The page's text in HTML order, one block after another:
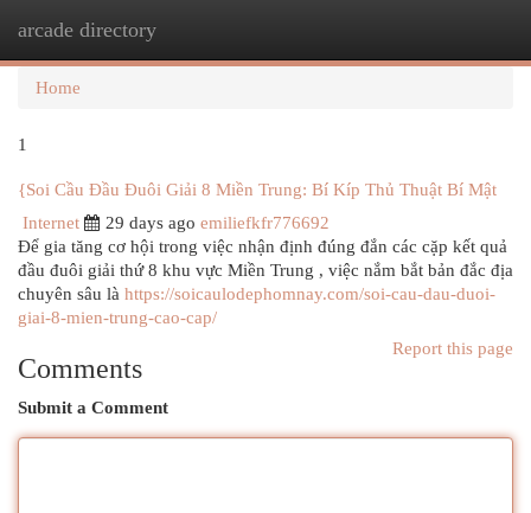
arcade directory
Home
1
{Soi Cầu Đầu Đuôi Giải 8 Miền Trung: Bí Kíp Thủ Thuật Bí Mật
Internet
29 days ago emiliefkfr776692
Để gia tăng cơ hội trong việc nhận định đúng đắn các cặp kết quả
đầu đuôi giải thứ 8 khu vực Miền Trung , việc nắm bắt bản đắc địa
chuyên sâu là https://soicaulodephomnay.com/soi-cau-dau-duoi-
giai-8-mien-trung-cao-cap/
Report this page
Comments
Submit a Comment